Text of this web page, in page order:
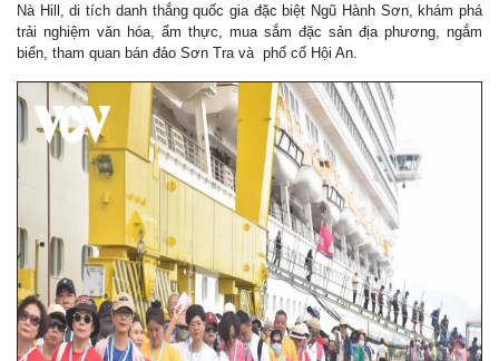
Nà Hill, di tích danh thắng quốc gia đặc biệt Ngũ Hành Sơn, khám phá
trải nghiệm văn hóa, ẩm thực, mua sắm đặc sản địa phương, ngắm
biển, tham quan bán đảo Sơn Tra và phố cổ Hội An.